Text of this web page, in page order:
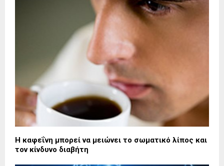
Η καφεΐνη μπορεί να μειώνει το σωματικό λίπος και
τον κίνδυνο διαβήτη